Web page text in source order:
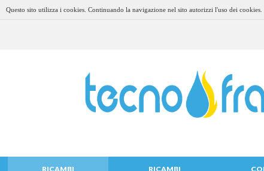
Questo sito utilizza i cookies. Continuando la navigazione nel sito autorizzi l'uso dei cookies.
RICAMBI
RICAMBI